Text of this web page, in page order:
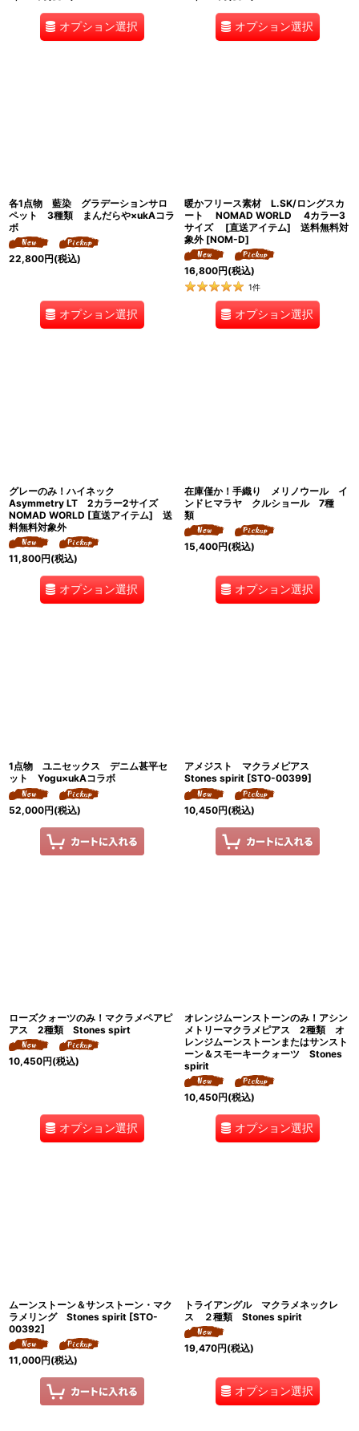
オプション選択 オプション選択
各1点物 藍染 グラデーションサロ
ペット 3種類 まんだらや×ukAコラ
ボ
22,800円(税込)
オプション選択
暖かフリース素材 L.SK/ロングスカ
ート NOMAD WORLD 4カラー3
サイズ [直送アイテム] 送料無料対
象外 [NOM-D]
16,800円(税込)
1件
オプション選択
グレーのみ！ハイネック
Asymmetry LT 2カラー2サイズ
NOMAD WORLD [直送アイテム] 送
料無料対象外
11,800円(税込)
オプション選択
在庫僅か！手織り メリノウール イ
ンドヒマラヤ クルショール 7種
類
15,400円(税込)
オプション選択
1点物 ユニセックス デニム甚平セ
ット Yogu×ukAコラボ
52,000円(税込)
アメジスト マクラメピアス
Stones spirit [STO-00399]
10,450円(税込)
ローズクォーツのみ！マクラメペアピ
アス 2種類 Stones spirt
10,450円(税込)
オプション選択
オレンジムーンストーンのみ！アシン
メトリーマクラメピアス 2種類 オ
レンジムーンストーンまたはサンスト
ーン＆スモーキークォーツ Stones
spirit
10,450円(税込)
オプション選択
ムーンストーン＆サンストーン・マク
ラメリング Stones spirit [STO-
00392]
11,000円(税込)
トライアングル マクラメネックレ
ス ２種類 Stones spirit
19,470円(税込)
オプション選択